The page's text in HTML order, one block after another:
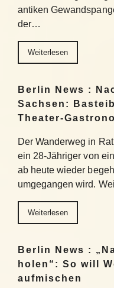
antiken
der…
Weiterlesen
Berlin News :
Sachsen:
Theater-
Der Wanderweg in
ein 28-Jähriger von
ab heute wieder
umgegangen wird.
Weiterlesen
Berlin News :
holen“: So will
aufmischen